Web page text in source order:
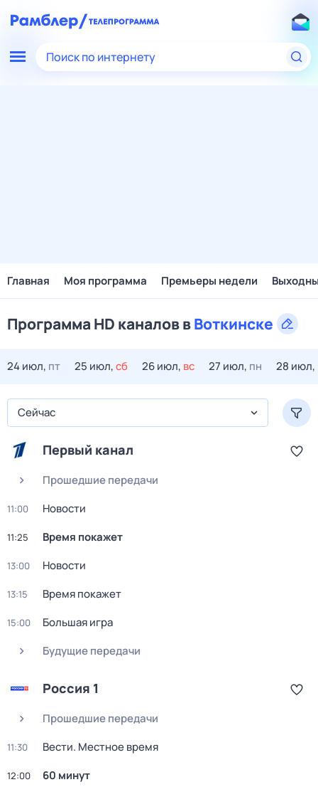
Поиск по интернету
Главная Моя программа Премьеры недели
Программа HD каналов вВоткинске
24 июл, пт 25 июл,сб 26 июл, вс 27 июл, пн 28 июл,
Сейчас
Первый канал
Прошедшие передачи
11:00 Новости
11:25 Время покажет
13:00 Новости
13:15 Время покажет
15:00
Большая игра
Будущие передачи
Россия 1
Прошедшие передачи
11:30 Вести. Местное время
12:00 60 минут